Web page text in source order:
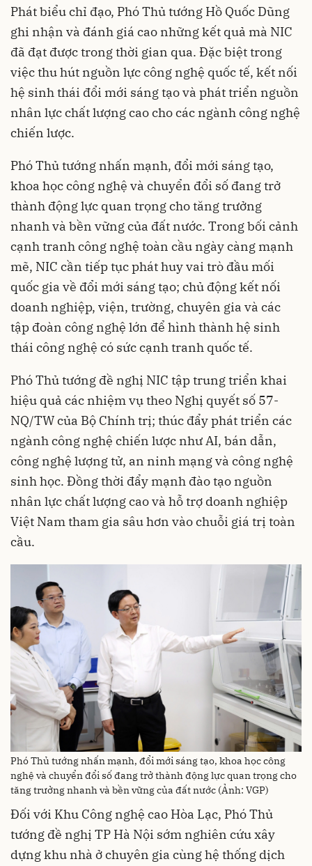
Phát biểu chỉ đạo, Phó Thủ tướng Hồ Quốc Dũng
ghi nhận và đánh giá cao những kết quả mà NIC
đã đạt được trong thời gian qua. Đặc biệt trong
việc thu hút nguồn lực công nghệ quốc tế, kết nối
hệ sinh thái đổi mới sáng tạo và phát triển nguồn
nhân lực chất lượng cao cho các ngành công nghệ
chiến lược.
Phó Thủ tướng nhấn mạnh, đổi mới sáng tạo,
khoa học công nghệ và chuyển đổi số đang trở
thành động lực quan trọng cho tăng trưởng
nhanh và bền vững của đất nước. Trong bối cảnh
cạnh tranh công nghệ toàn cầu ngày càng mạnh
mẽ, NIC cần tiếp tục phát huy vai trò đầu mối
quốc gia về đổi mới sáng tạo; chủ động kết nối
doanh nghiệp, viện, trường, chuyên gia và các
tập đoàn công nghệ lớn để hình thành hệ sinh
thái công nghệ có sức cạnh tranh quốc tế.
Phó Thủ tướng đề nghị NIC tập trung triển khai
hiệu quả các nhiệm vụ theo Nghị quyết số 57-
NQ/TW của Bộ Chính trị; thúc đẩy phát triển các
ngành công nghệ chiến lược như AI, bán dẫn,
công nghệ lượng tử, an ninh mạng và công nghệ
sinh học. Đồng thời đẩy mạnh đào tạo nguồn
nhân lực chất lượng cao và hỗ trợ doanh nghiệp
Việt Nam tham gia sâu hơn vào chuỗi giá trị toàn
cầu.
Phó Thủ tướng nhấn mạnh, đổi mới sáng tạo, khoa học công
nghệ và chuyển đổi số đang trở thành động lực quan trọng cho
tăng trưởng nhanh và bền vững của đất nước (Ảnh: VGP)
Đối với Khu Công nghệ cao Hòa Lạc, Phó Thủ
tướng đề nghị TP Hà Nội sớm nghiên cứu xây
dựng khu nhà ở chuyên gia cùng hệ thống dịch